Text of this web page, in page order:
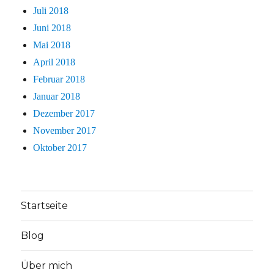
Juli 2018
Juni 2018
Mai 2018
April 2018
Februar 2018
Januar 2018
Dezember 2017
November 2017
Oktober 2017
Startseite
Blog
Über mich